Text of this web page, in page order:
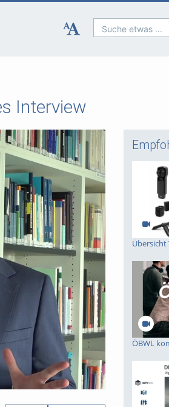
Suche etwas ...
Interview
Übersicht
ÖBWL